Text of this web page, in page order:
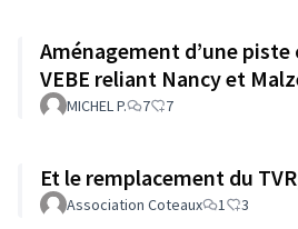
Aménagement d’une piste
VEBE reliant Nancy et
MICHEL P. 7 7
Et le remplacement du
Association Coteaux 1 3